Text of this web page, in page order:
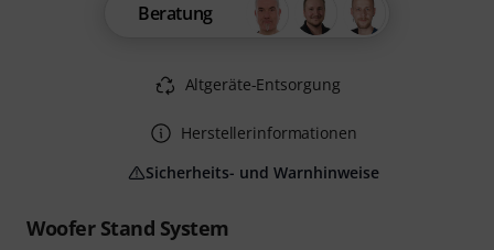
Woofer Stand System
Beratung
Altgeräte-Entsorgung
Herstellerinformationen
Sicherheits- und Warnhinweise